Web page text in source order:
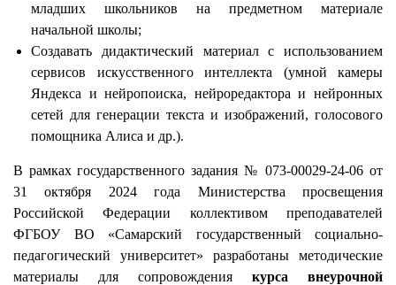
младших школьников на предметном материале
начальной школы;
Создавать дидактический материал с использованием
сервисов искусственного интеллекта (умной камеры
Яндекса и нейропоиска, нейроредактора и нейронных
сетей для генерации текста и изображений, голосового
помощника Алиса и др.).
В рамках государственного задания № 073-00029-24-06 от
31 октября 2024 года Министерства просвещения
Российской Федерации коллективом преподавателей
ФГБОУ ВО «Самарский государственный социально-
педагогический университет» разработаны методические
материалы для сопровождения курса внеурочной